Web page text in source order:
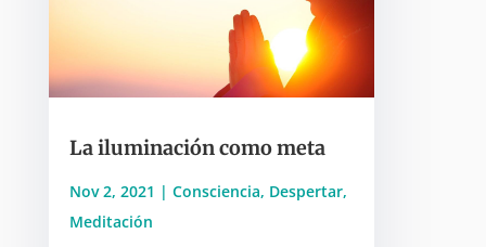
La iluminación como meta
Nov 2, 2021 | Consciencia, Despertar,
Meditación